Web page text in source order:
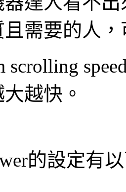
需要的人
scrolling
越快。
的設定有